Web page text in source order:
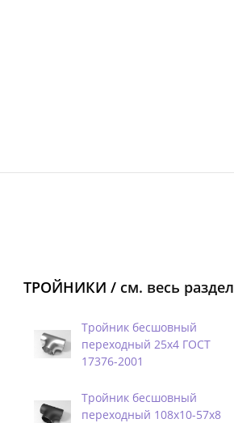
ТРОЙНИКИ / см. весь раздел
Тройник бесшовный
переходный 25х4 ГОСТ
17376-2001
Тройник бесшовный
переходный 108х10-57х8